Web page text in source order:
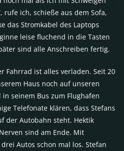
rufe ich, schieße aus dem Sofa,
das Stromkabel des Laptops
leise fluchend in die Tasten
sind alle Anschreiben fertig.
Fahrrad ist alles verladen. Seit 20
Haus noch auf unseren
seinem Bus zum Flughafen
Telefonate klären, dass Stefans
der Autobahn steht. Hektik
sind am Ende. Mit
Autos schon mal los. Stefan